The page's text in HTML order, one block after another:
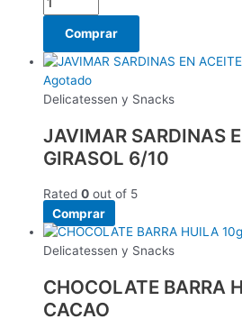
Comprar
Agotado
Delicatessen y Snacks
JAVIMAR SARDINAS
GIRASOL 6/10
Rated 0 out of 5
Comprar
Delicatessen y Snacks
CHOCOLATE BARRA
CACAO